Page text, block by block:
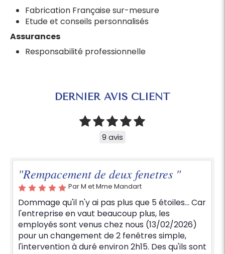
Fabrication Française sur-mesure
Etude et conseils personnalisés
Assurances
Responsabilité professionnelle
DERNIER AVIS CLIENT
9 avis
"Rempacement de deux fenetres "
Par M et Mme Mandart
Dommage qu'il n'y ai pas plus que 5 étoiles... Car
l'entreprise en vaut beaucoup plus, les
employés sont venus chez nous (13/02/2026)
pour un changement de 2 fenêtres simple,
l'intervention à duré environ 2h15. Des qu'ils sont